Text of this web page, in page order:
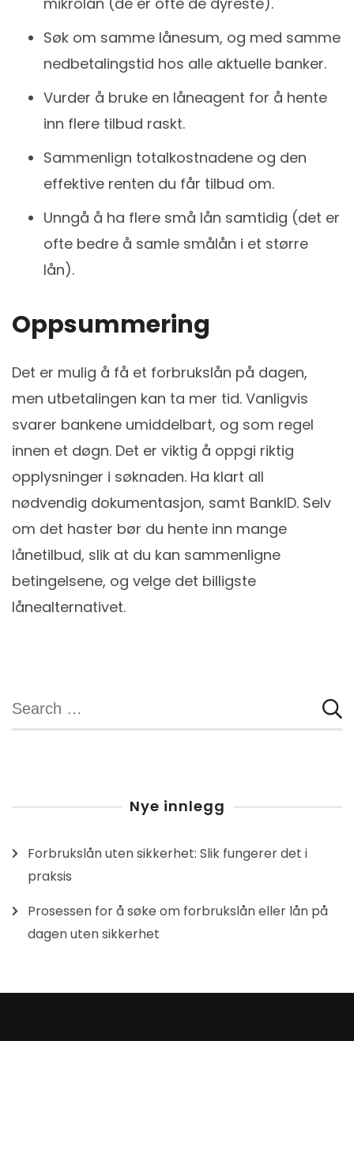
Søk om samme lånesum, og med samme
nedbetalingstid hos alle aktuelle banker.
Vurder å bruke en låneagent for å hente
inn flere tilbud raskt.
Sammenlign totalkostnadene og den
effektive renten du får tilbud om.
Unngå å ha flere små lån samtidig (det er
ofte bedre å samle smålån i et større
lån).
Oppsummering
Det er mulig å få et forbrukslån på dagen,
men utbetalingen kan ta mer tid. Vanligvis
svarer bankene umiddelbart, og som regel
innen et døgn. Det er viktig å oppgi riktig
opplysninger i søknaden. Ha klart all
nødvendig dokumentasjon, samt BankID. Selv
om det haster bør du hente inn mange
lånetilbud, slik at du kan sammenligne
betingelsene, og velge det billigste
lånealternativet.
Search
for:
Nye innlegg
Forbrukslån uten sikkerhet: Slik fungerer det i
praksis
Prosessen for å søke om forbrukslån eller lån på
dagen uten sikkerhet